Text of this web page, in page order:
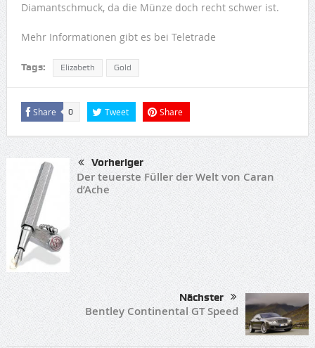
Diamantschmuck, da die Münze doch recht schwer ist.
Mehr Informationen gibt es bei Teletrade
Tags: Elizabeth Gold
Share 0 Tweet Share
Vorheriger
Der teuerste Füller der Welt von Caran
d’Ache
Nächster
Bentley Continental GT Speed